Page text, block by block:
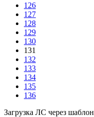
126
127
128
129
130
131
132
133
134
135
136
Загрузка ЛС через шаблон